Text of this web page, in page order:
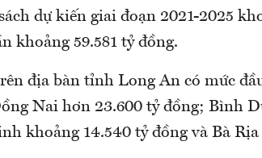
dự kiến giai đoạn 2021-2025
khoảng 59.581 tỷ đồng.
địa bàn tỉnh Long An có mức
Nai hơn 23.600 tỷ đồng; Bình
khoảng 14.540 tỷ đồng và Bà